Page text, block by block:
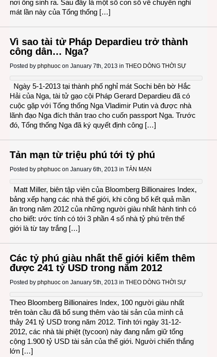
nơi ông sinh ra. Sau đây là một số con số về chuyến nghỉ
mát lần này của Tổng thống […]
Vì sao tài tử Pháp Depardieu trở thành
công dân… Nga?
Posted by phphuoc on January 7th, 2013 in THEO DÒNG THỜI SỰ
Ngày 5-1-2013 tại thành phố nghỉ mát Sochi bên bờ Hắc
Hải của Nga, tài tử gạo cội Pháp Gerard Depardieu đã có
cuộc gặp với Tổng thống Nga Vladimir Putin và được nhà
lãnh đạo Nga đích thân trao cho cuốn passport Nga. Trước
đó, Tổng thống Nga đã ký quyết định công […]
Tản mạn từ triệu phú tới tỷ phú
Posted by phphuoc on January 6th, 2013 in TẢN MẠN
Matt Miller, biên tập viên của Bloomberg Billionaires Index,
bảng xếp hạng các nhà thế giới, khi công bố kết quả mần
ăn trong năm 2012 của những người giàu nhất hành tinh có
cho biết: ước tính có tới 3 phần 4 số nhà tỷ phú trên thế
giới là từ tay trắng […]
Các tỷ phú giàu nhất thế giới kiếm thêm
được 241 tỷ USD trong năm 2012
Posted by phphuoc on January 5th, 2013 in THEO DÒNG THỜI SỰ
Theo Bloomberg Billionaires Index, 100 người giàu nhất
trên toàn cầu đã bổ sung thêm vào tài sản của mình cả
thảy 241 tỷ USD trong năm 2012. Tính tới ngày 31-12-
2012, các nhà tài phiệt (tycoon) này đang nắm giữ tổng
cộng 1.900 tỷ USD tài sản của thế giới. Người chiến thắng
lớn […]